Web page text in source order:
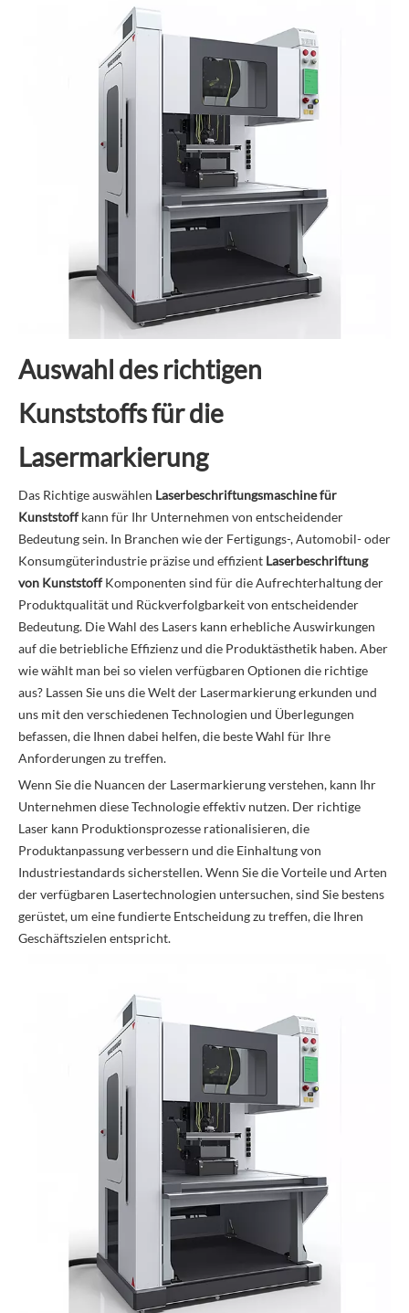
Auswahl des richtigen
Kunststoffs für die
Lasermarkierung
Das Richtige auswählen Laserbeschriftungsmaschine für
Kunststoffkann für Ihr Unternehmen von entscheidender
Bedeutung sein. In Branchen wie der Fertigungs-, Automobil- oder
Konsumgüterindustrie präzise und effizient Laserbeschriftung
von KunststoffKomponenten sind für die Aufrechterhaltung der
Produktqualität und Rückverfolgbarkeit von entscheidender
Bedeutung. Die Wahl des Lasers kann erhebliche Auswirkungen
auf die betriebliche Effizienz und die Produktästhetik haben. Aber
wie wählt man bei so vielen verfügbaren Optionen die richtige
aus? Lassen Sie uns die Welt der Lasermarkierung erkunden und
uns mit den verschiedenen Technologien und Überlegungen
befassen, die Ihnen dabei helfen, die beste Wahl für Ihre
Anforderungen zu treffen.
Wenn Sie die Nuancen der Lasermarkierung verstehen, kann Ihr
Unternehmen diese Technologie effektiv nutzen. Der richtige
Laser kann Produktionsprozesse rationalisieren, die
Produktanpassung verbessern und die Einhaltung von
Industriestandards sicherstellen. Wenn Sie die Vorteile und Arten
der verfügbaren Lasertechnologien untersuchen, sind Sie bestens
gerüstet, um eine fundierte Entscheidung zu treffen, die Ihren
Geschäftszielen entspricht.